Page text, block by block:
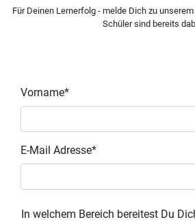
Für Deinen Lernerfolg - melde Dich zu
Schüler sind bereits
Vorname*
E-Mail Adresse*
In welchem Bereich bereitest Du